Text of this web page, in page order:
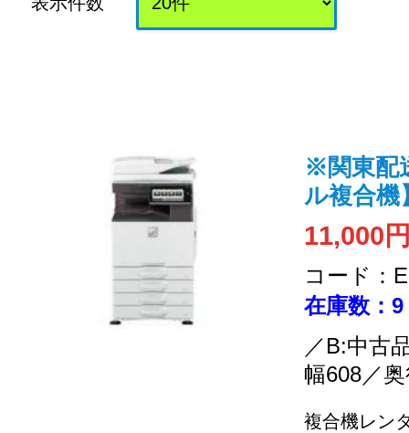
※関東配
ル複合機
11,000
コード：
在庫数：9
／B:中古
幅608／
複合機レン